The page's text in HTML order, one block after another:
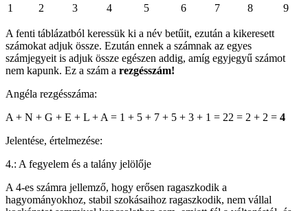
1
2 3 4 5 6 7 8 9
A fenti táblázatból keressük ki a név betűit, ezután a kikeresett
számokat adjuk össze. Ezután ennek a számnak az egyes
számjegyeit is adjuk össze egészen addig, amíg egyjegyű számot
nem kapunk. Ez a szám a rezgésszám!
Angéla rezgésszáma:
A + N + G + E + L + A = 1 + 5 + 7 + 5 + 3 + 1 = 22 = 2 + 2 = 4
Jelentése, értelmezése:
4.: A fegyelem és a talány jelölője
A 4-es számra jellemző, hogy erősen ragaszkodik a
hagyományokhoz, stabil szokásaihoz ragaszkodik, nem vállal